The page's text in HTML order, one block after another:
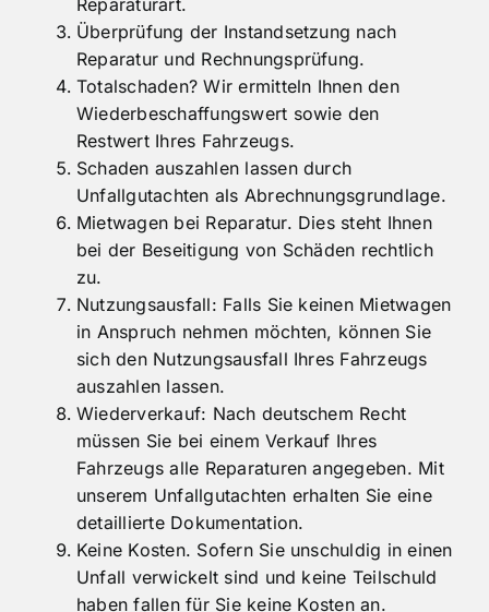
Reparaturart.
Überprüfung der Instandsetzung nach
Reparatur und Rechnungsprüfung.
Totalschaden? Wir ermitteln Ihnen den
Wiederbeschaffungswert sowie den
Restwert Ihres Fahrzeugs.
Schaden auszahlen lassen durch
Unfallgutachten als Abrechnungsgrundlage.
Mietwagen bei Reparatur. Dies steht Ihnen
bei der Beseitigung von Schäden rechtlich
zu.
Nutzungsausfall: Falls Sie keinen Mietwagen
in Anspruch nehmen möchten, können Sie
sich den Nutzungsausfall Ihres Fahrzeugs
auszahlen lassen.
Wiederverkauf: Nach deutschem Recht
müssen Sie bei einem Verkauf Ihres
Fahrzeugs alle Reparaturen angegeben. Mit
unserem Unfallgutachten erhalten Sie eine
detaillierte Dokumentation.
Keine Kosten. Sofern Sie unschuldig in einen
Unfall verwickelt sind und keine Teilschuld